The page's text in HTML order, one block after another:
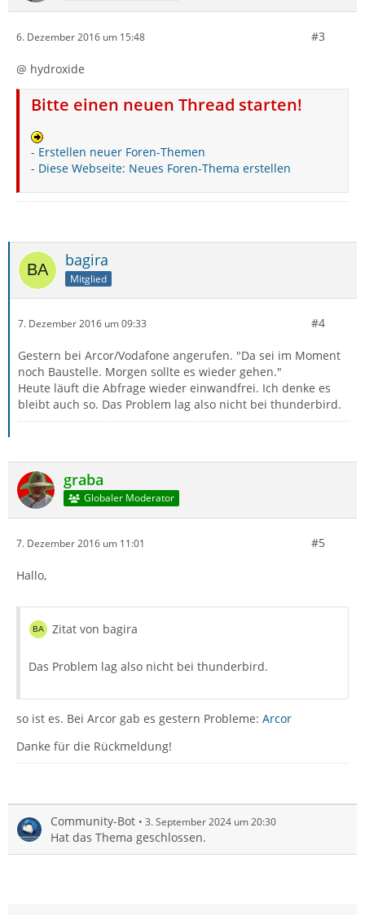
6. Dezember 2016 um 15:48 #3
@ hydroxide
Bitte einen neuen Thread starten!
- Erstellen neuer Foren-Themen
- Diese Webseite: Neues Foren-Thema erstellen
bagira
Mitglied
7. Dezember 2016 um 09:33 #4
Gestern bei Arcor/Vodafone angerufen. "Da sei im Moment
noch Baustelle. Morgen sollte es wieder gehen."
Heute läuft die Abfrage wieder einwandfrei. Ich denke es
bleibt auch so. Das Problem lag also nicht bei thunderbird.
graba
Globaler Moderator
7. Dezember 2016 um 11:01 #5
Hallo,
Zitat von bagira
Das Problem lag also nicht bei thunderbird.
so ist es. Bei Arcor gab es gestern Probleme: Arcor
Danke für die Rückmeldung!
Community-Bot 3. September 2024 um 20:30
Hat das Thema geschlossen.